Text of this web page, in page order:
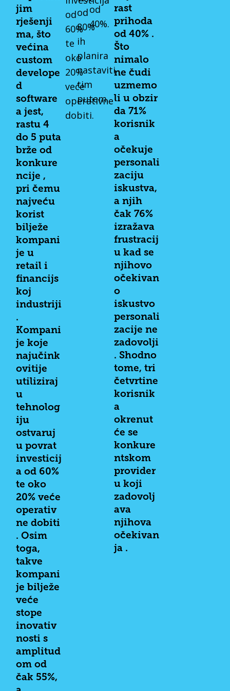
jim
rješenji
ma, što
većina
custom
develope
d
software
a jest,
rastu 4
do 5 puta
brže od
konkure
ncije ,
pri čemu
najveću
korist
bilježe
kompani
je u
retail i
financijs
koj
industriji
.
Kompani
je koje
najučink
ovitije
utiliziraj
u
tehnolog
iju
ostvaruj
u povrat
investicij
a od 60%
te oko
20% veće
operativ
ne dobiti
. Osim
toga,
takve
kompani
je bilježe
veće
stope
inovativ
nosti s
amplitud
om od
čak 55%,
od
60%
te
oko
20%
veće
operativne
dobiti.
od
80%
ih
planira
nastaviti
tim
putem.
od
40%.
rast
prihoda
od 40% .
Što
nimalo
ne čudi
uzmemo
li u obzir
da 71%
korisnik
a
očekuje
personali
zaciju
iskustva,
a njih
čak 76%
izražava
frustracij
u kad se
njihovo
očekivan
o
iskustvo
personali
zacije ne
zadovolji
. Shodno
tome, tri
četvrtine
korisnik
a
okrenut
će se
konkure
ntskom
provider
u koji
zadovolj
ava
njihova
očekivan
ja .